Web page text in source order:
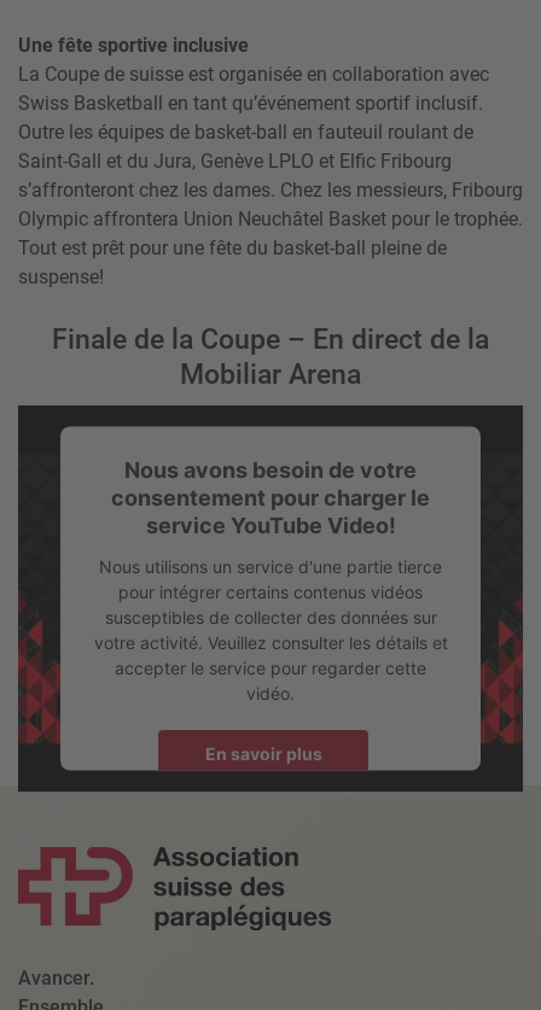
Une fête sportive inclusive
La Coupe de suisse est organisée en collaboration avec
Swiss Basketball en tant qu’événement sportif inclusif.
Outre les équipes de basket-ball en fauteuil roulant de
Saint-Gall et du Jura, Genève LPLO et Elfic Fribourg
s’affronteront chez les dames. Chez les messieurs, Fribourg
Olympic affrontera Union Neuchâtel Basket pour le trophée.
Tout est prêt pour une fête du basket-ball pleine de
suspense!
Finale de la Coupe – En direct de la
Mobiliar Arena
Nous avons besoin de votre
consentement pour charger le
service YouTube Video!
Nous utilisons un service d'une partie tierce
pour intégrer certains contenus vidéos
susceptibles de collecter des données sur
votre activité. Veuillez consulter les détails et
accepter le service pour regarder cette
vidéo.
En savoir plus
powered by
Avancer.